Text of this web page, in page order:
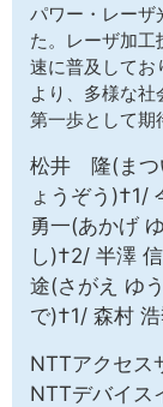
パワー・レーザ
た。レーザ加工
速に普及してお
より、多様な
第一歩として期
松井 隆(まつ
ょうぞう)†1/
勇一(あかげ
し)†2/ 半澤
途(さがえ ゆ
で)†1/ 森村
NTTアクセス
NTTデバイス